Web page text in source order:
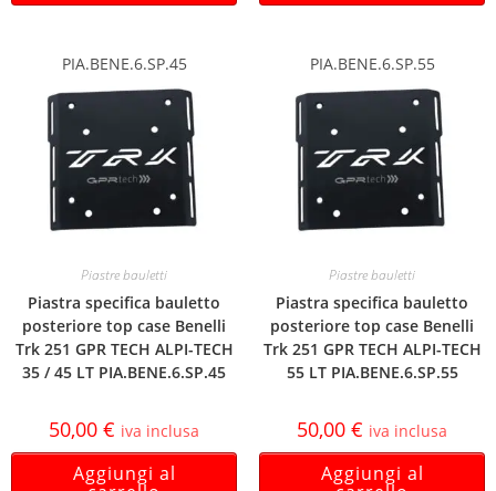
PIA.BENE.6.SP.45
Piastre bauletti
Piastra specifica bauletto
posteriore top case Benelli
Trk 251 GPR TECH ALPI-TECH
35 / 45 LT PIA.BENE.6.SP.45
50,00 € iva inclusa
Aggiungi al
PIA.BENE.6.SP.55
Piastre bauletti
Piastra specifica bauletto
posteriore top case Benelli
Trk 251 GPR TECH ALPI-TECH
55 LT PIA.BENE.6.SP.55
50,00 € iva inclusa
Aggiungi al